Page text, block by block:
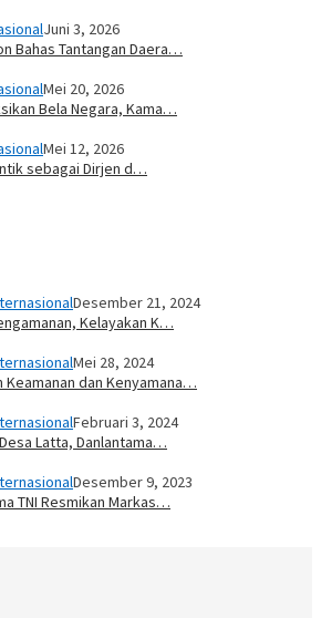
Juni 3, 2026
Bahas Tantangan Daera…
Mei 20, 2026
Bela Negara, Kama…
Mei 12, 2026
sebagai Dirjen d…
Desember 21, 2024
Kelayakan K…
Mei 28, 2024
Keamanan dan Kenyamana…
Februari 3, 2024
Latta, Danlantama…
Desember 9, 2023
TNI Resmikan Markas…